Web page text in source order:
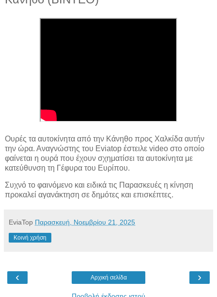
Ουρές τα αυτοκίνητα από την Κάνηθο προς Χαλκίδα αυτήν
την ώρα. Αναγνώστης του Eviatop έστειλε video στο οποίο
φαίνεται η ουρά που έχουν σχηματίσει τα αυτοκίνητα με
κατεύθυνση τη Γέφυρα του Ευρίπου.
Συχνό το φαινόμενο και ειδικά τις Παρασκευές η κίνηση
προκαλεί αγανάκτηση σε δημότες και επισκέπτες.
EviaTop Παρασκευή, Νοεμβρίου 21, 2025
Κοινή χρήση
‹ ›
Αρχική σελίδα